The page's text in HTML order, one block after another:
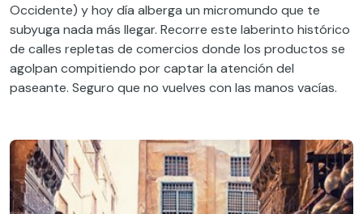
Occidente) y hoy día alberga un micromundo que te
subyuga nada más llegar. Recorre este laberinto histórico
de calles repletas de comercios donde los productos se
agolpan compitiendo por captar la atención del
paseante. Seguro que no vuelves con las manos vacías.